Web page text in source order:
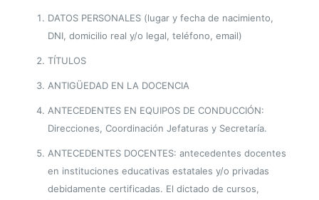
DATOS PERSONALES (lugar y fecha de nacimiento,
DNI, domicilio real y/o legal, teléfono, email)
TÍTULOS
ANTIGÜEDAD EN LA DOCENCIA
ANTECEDENTES EN EQUIPOS DE CONDUCCIÓN:
Direcciones, Coordinación Jefaturas y Secretaría.
ANTECEDENTES DOCENTES: antecedentes docentes
en instituciones educativas estatales y/o privadas
debidamente certificadas. El dictado de cursos,